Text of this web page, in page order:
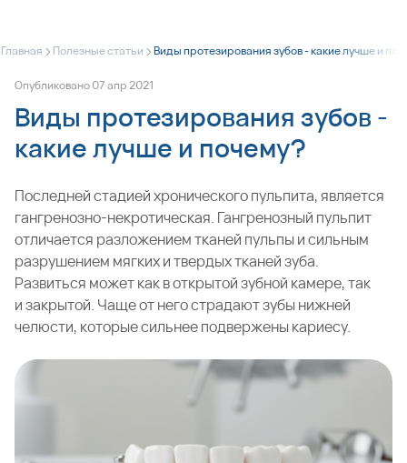
Главная > Полезные статьи >Виды протезирования зубов - какие лучше и
Опубликовано07апр2021
Виды протезирования зубов -
какие лучше и почему?
Последней стадией хронического пульпита, является
гангренозно-некротическая. Гангренозный пульпит
отличается разложением тканей пульпы и сильным
разрушением мягких и твердых тканей зуба.
Развиться может как в открытой зубной камере, так
и закрытой. Чаще от него страдают зубы нижней
челюсти, которые сильнее подвержены кариесу.